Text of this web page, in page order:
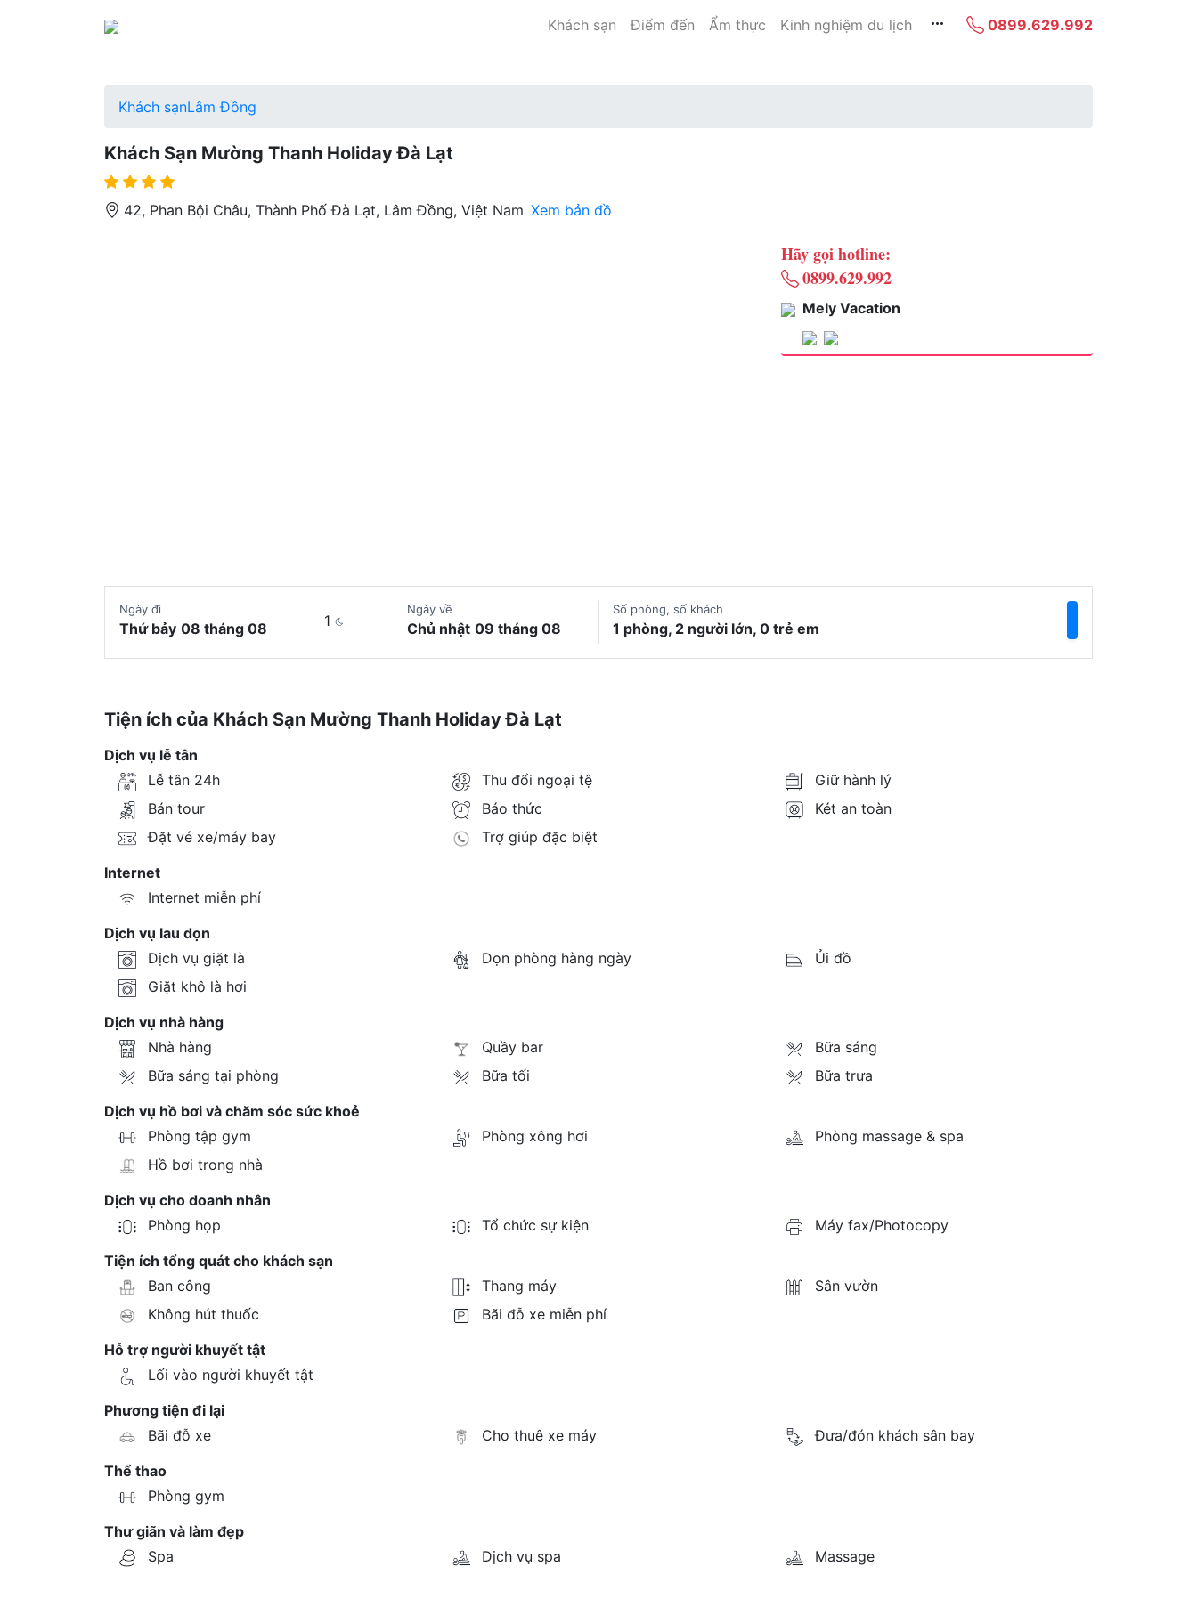
Khách sạn Điểm đến Ẩm thực Kinh nghiệm du lịch 0899.629.992
Khách sạnLâm Đồng
Khách Sạn Mường Thanh Holiday Đà Lạt
42, Phan Bội Châu, Thành Phố Đà Lạt, Lâm Đồng, Việt Nam Xem bản đồ
Hãy gọi hotline:
0899.629.992
Mely Vacation
Ngày đi
Thứ bảy 08 tháng 08 1
Ngày về
Chủ nhật 09 tháng 08
Số phòng, số khách
1 phòng, 2 người lớn, 0 trẻ em
Tiện ích của Khách Sạn Mường Thanh Holiday Đà Lạt
Dịch vụ lễ tân
Lễ tân 24h
Thu đổi ngoại tệ
Giữ hành lý
Bán tour
Báo thức
Két an toàn
Đặt vé xe/máy bay
Trợ giúp đặc biệt
Internet
Internet miễn phí
Dịch vụ lau dọn
Dịch vụ giặt là
Dọn phòng hàng ngày
Ủi đồ
Giặt khô là hơi
Dịch vụ nhà hàng
Nhà hàng
Quầy bar
Bữa sáng
Bữa sáng tại phòng
Bữa tối
Bữa trưa
Dịch vụ hồ bơi và chăm sóc sức khoẻ
Phòng tập gym
Phòng xông hơi
Phòng massage & spa
Hồ bơi trong nhà
Dịch vụ cho doanh nhân
Phòng họp
Tổ chức sự kiện
Máy fax/Photocopy
Tiện ích tổng quát cho khách sạn
Ban công
Thang máy
Sân vườn
Không hút thuốc
Bãi đỗ xe miễn phí
Hỗ trợ người khuyết tật
Lối vào người khuyết tật
Phương tiện đi lại
Bãi đỗ xe
Cho thuê xe máy
Đưa/đón khách sân bay
Thể thao
Phòng gym
Thư giãn và làm đẹp
Spa
Dịch vụ spa Massage